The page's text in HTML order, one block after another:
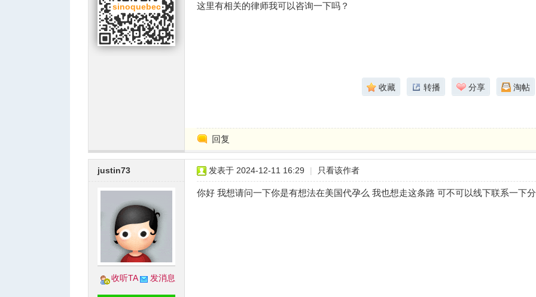
这里有相关的律师我可以咨询一下吗？
收藏 转播 分享 淘帖
回复
justin73
收听TA 发消息
发表于 2024-12-11 16:29 | 只看该作者
你好 我想请问一下你是有想法在美国代孕么 我也想走这条路 可不可以线下联系一下